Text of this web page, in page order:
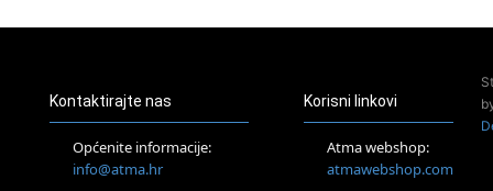
Pjesma srca / Zagreb
Tečaj Višeg Vodstva, razvijanja intuicije i Akaša zapisa
Kontaktirajte nas
Općenite informacije:
info@atma.hr
Korisni linkovi
Atma webshop:
atmawebshop.com